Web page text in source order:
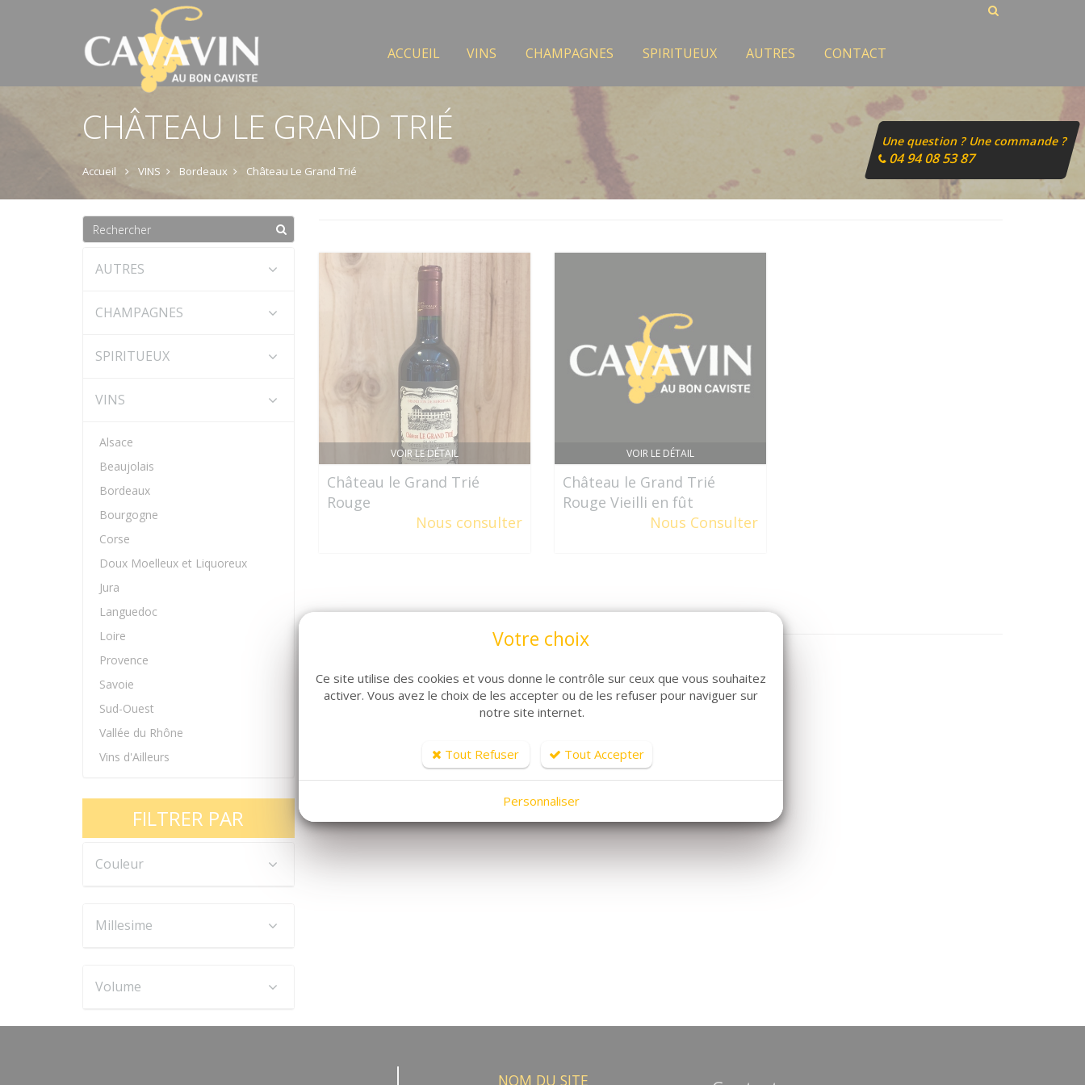
ACCUEIL VINS CHAMPAGNES SPIRITUEUX AUTRES CONTACT
CHÂTEAU LE GRAND TRIÉ
Accueil VINS Bordeaux Château Le Grand Trié
AUTRES
CHAMPAGNES
SPIRITUEUX
VINS
Alsace
Beaujolais
Bordeaux
Bourgogne
Corse
Doux Moelleux et Liquoreux
Jura
Languedoc
Loire
Provence
Savoie
Sud-Ouest
Vallée du Rhône
Vins d'Ailleurs
FILTRER PAR
Couleur
Millesime
Volume
VOIR LE DÉTAIL
Château le Grand Trié
Rouge
Nous consulter
VOIR LE DÉTAIL
Château le Grand Trié
Rouge Vieilli en fût
Nous Consulter
NOM DU SITE
Une question ? Une commande ?
04 94 08 53 87
Votre choix
Ce site utilise des cookies et vous donne le contrôle sur ceux que vous souhaitez
activer. Vous avez le choix de les accepter ou de les refuser pour naviguer sur
notre site internet.
Tout Refuser Tout Accepter
Personnaliser